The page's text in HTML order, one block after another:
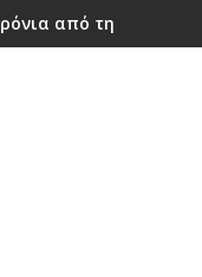
από την ίδρυση